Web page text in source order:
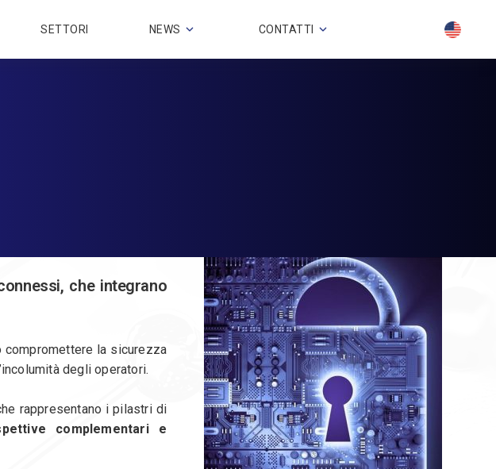
SETTORI NEWS CONTATTI
che integrano
compromettere la sicurezza
degli operatori.
rappresentano i pilastri di
complementari e